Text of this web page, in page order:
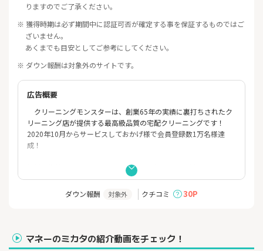
りますのでご了承ください。
※ 獲得時期は必ず期間中に認証可否が確定する事を保証するものではご
ざいません。
あくまでも目安としてご参考にしてください。
※ ダウン報酬は対象外のサイトです。
広告概要
クリーニングモンスターは、創業65年の実績に裏打ちされたク
リーニング店が提供する最高級品質の宅配クリーニングです！
2020年10月からサービスしておかげ様で会員登録数1万名様達
成！
皆様の期待にお応えして、クリモンはこれからも圧倒的なサービ
スと価格をご提供し続けます。
ぜひこの機会にお申し込みください！
抜き
・高級ブランド・上質素材を特別仕上げ
ダウン報酬 対象外 クチコミ 30P
マネーのミカタの紹介動画をチェック！